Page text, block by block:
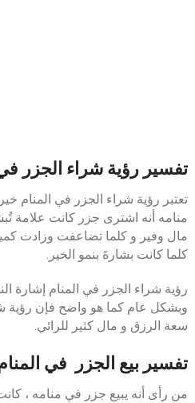
تفسير رؤية شراء الجزر
تعتبر رؤية شراء الجزر في المنام
منامه أنه اشترى جزر كانت علامة
مال وفير و كلما تضاعفت وزادت
كلما كانت بشارةَ بنمو الخير.
رؤية شراء الجزر في المنام إشارة
وبشكل عام كما هو واضح فإن رؤية
سعة الرزق و مال كثير للرائي.
تفسير بيع الجزر في
من رأى أنه يبيع جزر في منامه ،